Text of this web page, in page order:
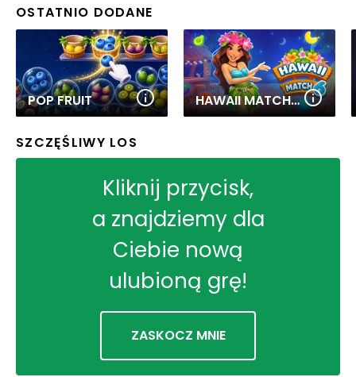
OSTATNIO DODANE
POP FRUIT HAWAII MATCH 6
SZCZĘŚLIWY LOS
Kliknij przycisk,
a znajdziemy dla
Ciebie nową
ulubioną grę!
ZASKOCZ MNIE